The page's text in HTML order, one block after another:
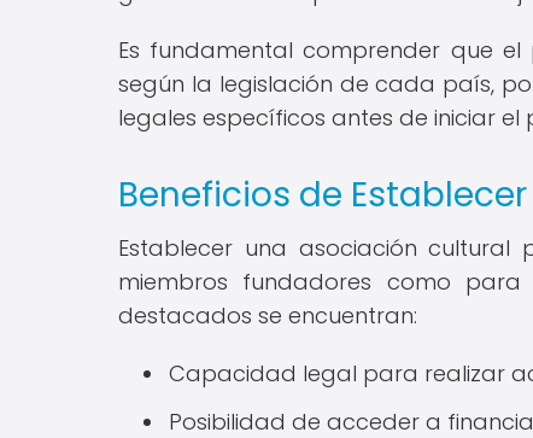
Es fundamental comprender que
según la legislación de cada país,
legales específicos antes de iniciar el
Beneficios de
Establecer una asociación
miembros fundadores como
destacados se encuentran:
Capacidad legal para realizar
Posibilidad de acceder a